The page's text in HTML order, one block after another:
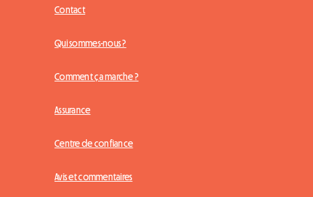
Contact
Qui sommes-nous ?
Comment ça marche ?
Assurance
Centre de confiance
Avis et commentaires